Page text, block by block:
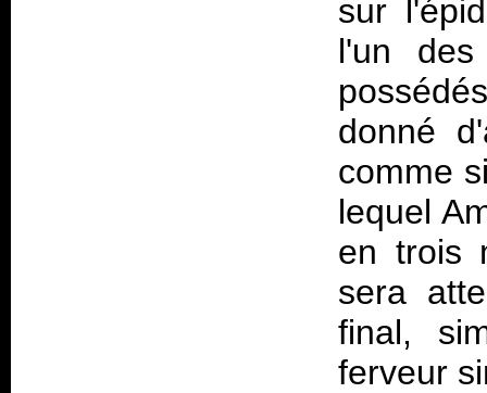
sur
l'un
donné
comme
lequel
en trois
sera
final,
ferveur